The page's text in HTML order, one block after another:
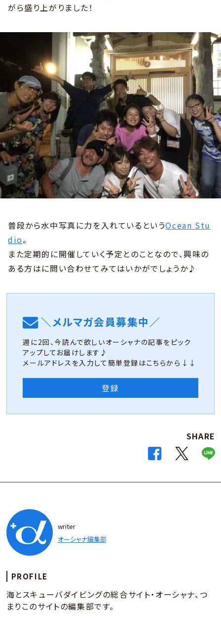
がら盛り上がりました！
普段から水中写真に力を入れているというOcean Stu
dio。
また定期的に開催していく予定とのことなので、興味の
ある方はに問い合わせてみてはいかがでしょうか♪
＼メルマガ会員募集中／
週に2回、今読んで欲しいオーシャナの記事をピック
アップしてお届けします♪
メールアドレスを入力して簡単登録はこちらから↓↓
登録
SHARE
writer
オーシャナ編集部
PROFILE
海とスキューバダイビングの総合サイト・オーシャナ、つ
まりこのサイトの編集部です。